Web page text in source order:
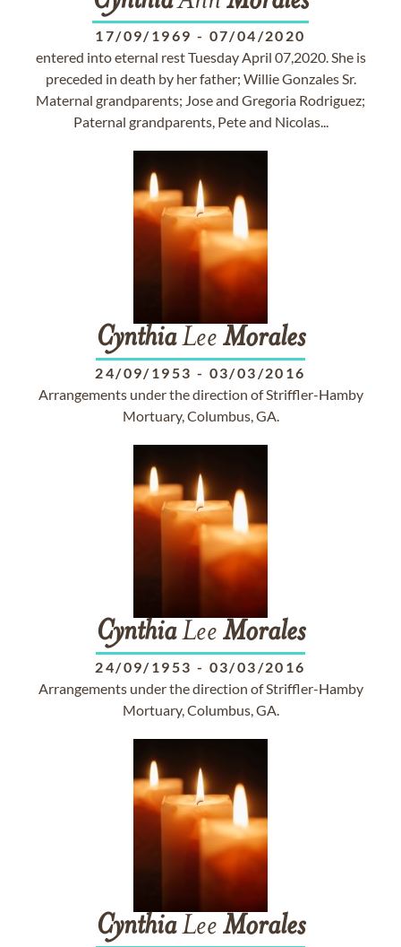
17/09/1969 - 07/04/2020
entered into eternal rest Tuesday April 07,2020. She is
preceded in death by her father; Willie Gonzales Sr.
Maternal grandparents; Jose and Gregoria Rodriguez;
Paternal grandparents, Pete and Nicolas...
CynthiaLee Morales
24/09/1953 - 03/03/2016
Arrangements under the direction of Striffler-Hamby
Mortuary, Columbus, GA.
CynthiaLee Morales
24/09/1953 - 03/03/2016
Arrangements under the direction of Striffler-Hamby
Mortuary, Columbus, GA.
CynthiaLee Morales